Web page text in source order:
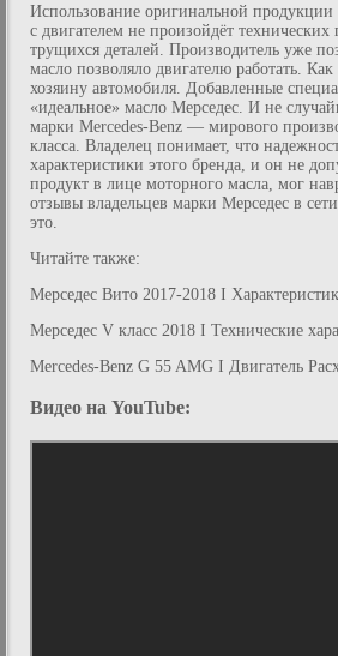
Использование оригинальной продукции
с двигателем не произойдёт
трущихся деталей. Производитель уже
масло позволяло двигателю работать.
хозяину автомобиля. Добавленные
«идеальное» масло Мерседес. И не
марки Mercedes-Benz — мирового
класса. Владелец понимает, что
характеристики этого бренда, и он не
продукт в лице моторного масла, мог
отзывы владельцев марки Мерседес в
это.
Читайте также:
Мерседес Вито 2017-2018 I
Мерседес V класс 2018 I Технические
Mercedes-Benz G 55 AMG I Двигатель
Видео на YouTube: